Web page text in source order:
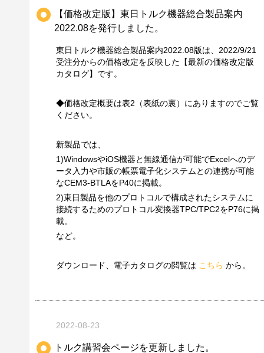
【価格改定版】東日トルク機器総合製品案内
2022.08を発行しました。
東日トルク機器総合製品案内2022.08版は、2022/9/21
受注分からの価格改定を反映した【最新の価格改定版
カタログ】です。
◆価格改定概要は表2（表紙の裏）にありますのでご覧
ください。
新製品では、
1)WindowsやiOS機器と無線通信が可能でExcelへのデ
ータ入力や市販の帳票電子化システムとの連携が可能
なCEM3-BTLAをP40に掲載。
2)東日製品を他のプロトコルで構成されたシステムに
接続するためのプロトコル変換器TPC/TPC2をP76に掲
載。
など。
ダウンロード、電子カタログの閲覧は こちら から。
2022-08-23
トルク講習会ページを更新しました。